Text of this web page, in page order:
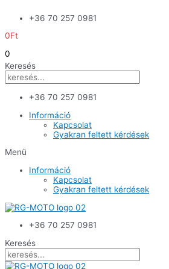
+36 70 257 0981
0Ft
0
Keresés
+36 70 257 0981
Információ
Kapcsolat
Gyakran feltett kérdések
Menü
Információ
Kapcsolat
Gyakran feltett kérdések
+36 70 257 0981
Keresés